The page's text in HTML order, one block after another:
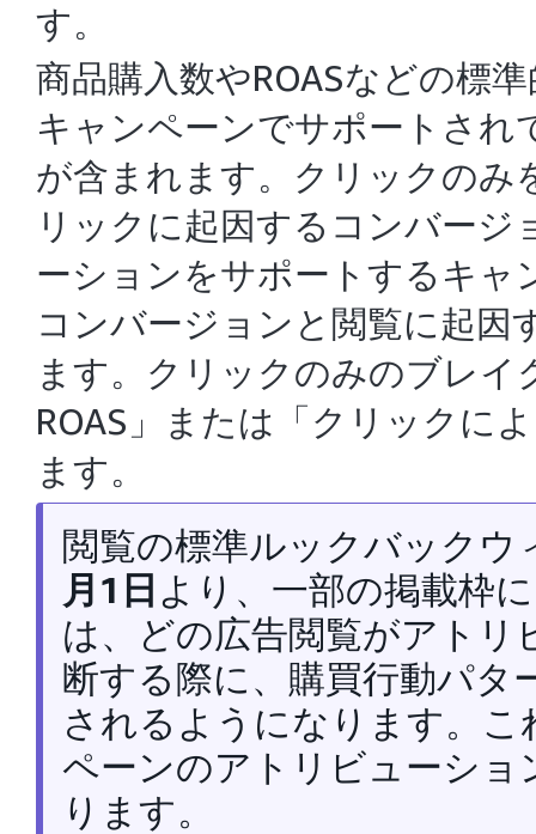
す。
商品購入数やROASなどの標
キャンペーンでサポートさ
が含まれます。クリックのみ
リックに起因するコンバー
ーションをサポートするキャ
コンバージョンと閲覧に起因
ます。クリックのみのブレ
ROAS」または「クリックに
ます。
閲覧の標準ルックバック
月1日 より、一部の掲載枠
は、どの広告閲覧がアト
断する際に、購買行動パタ
されるようになります。
ペーンのアトリビューショ
ります。